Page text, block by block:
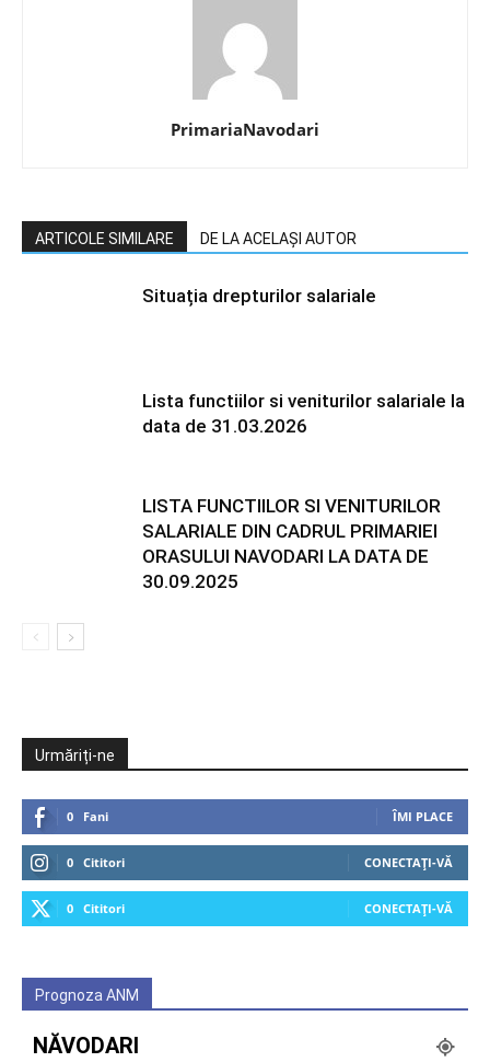
PrimariaNavodari
ARTICOLE SIMILARE DE LA ACELAȘI AUTOR
Situația drepturilor salariale
Lista functiilor si veniturilor salariale la
data de 31.03.2026
LISTA FUNCTIILOR SI VENITURILOR
SALARIALE DIN CADRUL PRIMARIEI
ORASULUI NAVODARI LA DATA DE
30.09.2025
Urmăriți-ne
0 Fani ÎMI PLACE
0 Cititori CONECTAȚI-VĂ
0 Cititori CONECTAȚI-VĂ
Prognoza ANM
NĂVODARI